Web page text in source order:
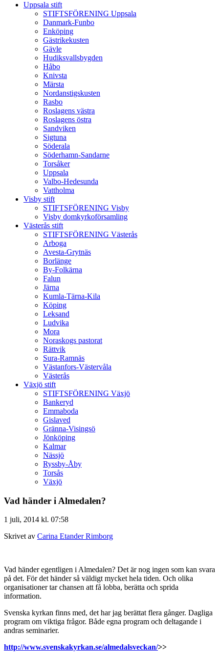
Uppsala stift
STIFTSFÖRENING Uppsala
Danmark-Funbo
Enköping
Gästrikekusten
Gävle
Hudiksvallsbygden
Håbo
Knivsta
Märsta
Nordanstigskusten
Rasbo
Roslagens västra
Roslagens östra
Sandviken
Sigtuna
Söderala
Söderhamn-Sandarne
Torsåker
Uppsala
Valbo-Hedesunda
Vattholma
Visby stift
STIFTSFÖRENING Visby
Visby domkyrkoförsamling
Västerås stift
STIFTSFÖRENING Västerås
Arboga
Avesta-Grytnäs
Borlänge
By-Folkärna
Falun
Järna
Kumla-Tärna-Kila
Köping
Leksand
Ludvika
Mora
Noraskogs pastorat
Rättvik
Sura-Ramnäs
Västanfors-Västervåla
Västerås
Växjö stift
STIFTSFÖRENING Växjö
Bankeryd
Emmaboda
Gislaved
Gränna-Visingsö
Jönköping
Kalmar
Nässjö
Ryssby-Åby
Torsås
Växjö
Vad händer i Almedalen?
1 juli, 2014 kl. 07:58
Skrivet av Carina Etander Rimborg
Vad händer egentligen i Almedalen? Det är nog ingen som kan svara
på det. För det händer så väldigt mycket hela tiden. Och olika
organisationer tar chansen att få lobba, berätta och sprida
information.
Svenska kyrkan finns med, det har jag berättat flera gånger. Dagliga
program om viktiga frågor. Både egna program och deltagande i
andras seminarier.
http://www.svenskakyrkan.se/almedalsveckan/>>